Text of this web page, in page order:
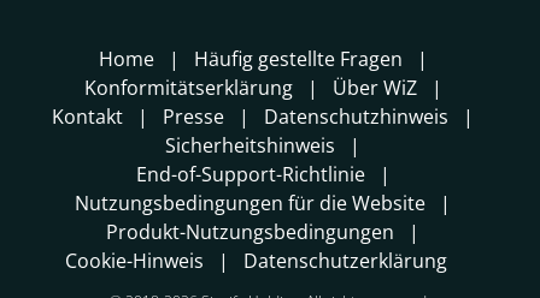
Home
Häufig gestellte Fragen
Konformitätserklärung
Über WiZ
Kontakt
Presse
Datenschutzhinweis
Sicherheitshinweis
End-of-Support-Richtlinie
Nutzungsbedingungen für die Website
Produkt-Nutzungsbedingungen
Cookie-Hinweis
Datenschutzerklärung